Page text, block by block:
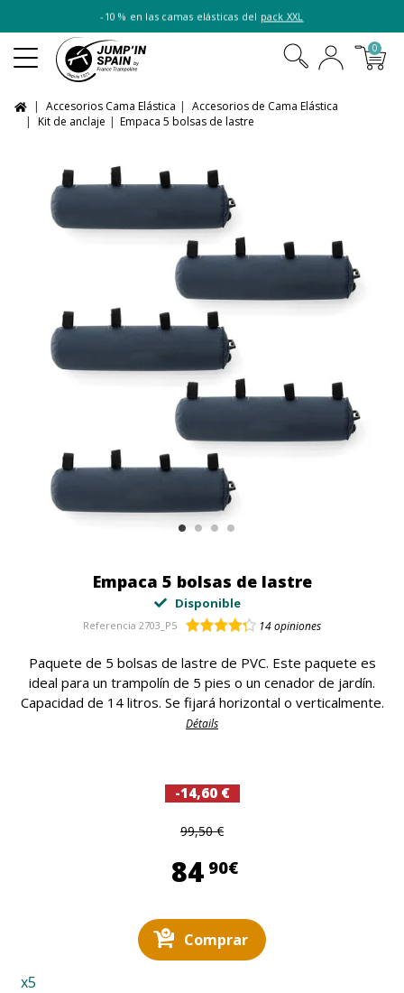
-10 % en las camas elásticas del pack XXL
0
Accesorios Cama Elástica
Accesorios de Cama Elástica
Kit de anclaje
Empaca 5 bolsas de lastre
Empaca 5 bolsas de lastre
Disponible
Referencia 2703_P5 14opiniones
Paquete de 5 bolsas de lastre de PVC. Este paquete es
ideal para un trampolín de 5 pies o un cenador de jardín.
Capacidad de 14 litros. Se fijará horizontal o verticalmente.
Détails
-14,60 €
99,50 €
84 90€84,90 €
Comprar
x5